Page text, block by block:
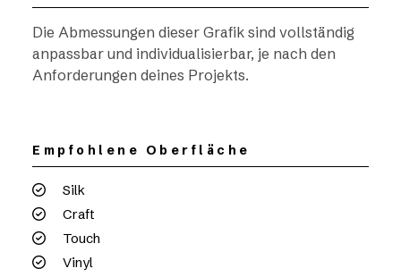
Die Abmessungen dieser Grafik sind vollständig
anpassbar und individualisierbar, je nach den
Anforderungen deines Projekts.
Empfohlene Oberfläche
Silk
Craft
Touch
Vinyl